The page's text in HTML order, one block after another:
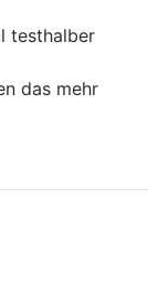
testhalber
das mehr